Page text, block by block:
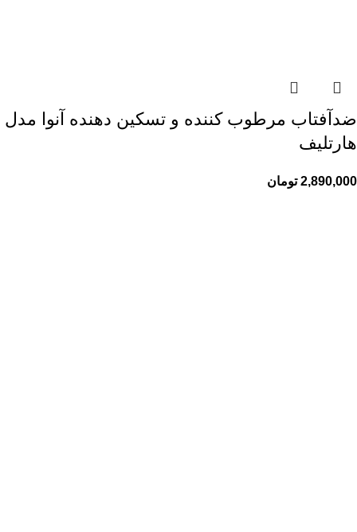
ضدآفتاب مرطوب کننده و تسکین دهنده آنوا مدل
هارتلیف
2,890,000 تومان